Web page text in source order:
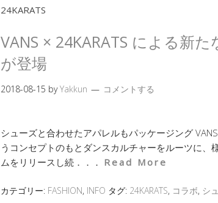
24KARATS
VANS × 24KARATS による新
が登場
2018-08-15 byYakkun コメントする
シューズと合わせたアパレルもパッケージング
うコンセプトのもとダンスカルチャーをルーツに、
ムをリリースし続．．． Read More
カテゴリー: FASHION, INFO タグ: 24KARATS, コラボ, シ